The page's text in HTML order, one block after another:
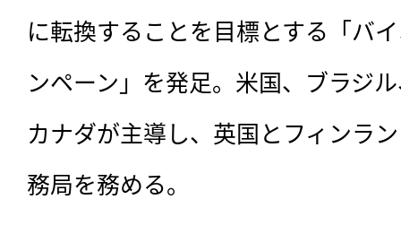
に転換することを目標とする「バ
ンペーン」を発足。米国、ブラジ
カナダが主導し、英国とフィンラ
務局を務める。